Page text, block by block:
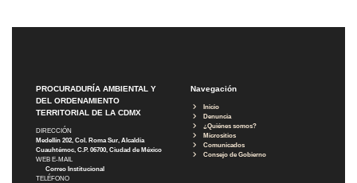
PROCURADURÍA AMBIENTAL Y
DEL ORDENAMIENTO
TERRITORIAL DE LA CDMX
DIRECCIÓN
Medellín 202, Col. Roma Sur, Alcaldía
Cuauhtémoc, C.P. 06700, Ciudad de México
WEB E-MAIL
Correo Institucional
TELÉFONO
Navegación
Inicio
Denuncia
¿Quiénes somos?
Micrositios
Comunicados
Consejo de Gobierno